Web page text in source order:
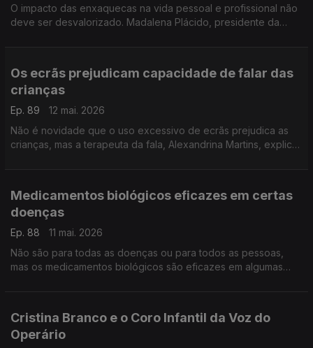
O impacto das enxaquecas na vida pessoal e profissional não
deve ser desvalorizado. Madalena Plácido, presidente da
Os ecrãs prejudicam capacidade de falar das
crianças
Ep. 89
12 mai. 2026
Não é novidade que o uso excessivo de ecrãs prejudica as
crianças, mas a terapeuta da fala, Alexandrina Martins, explica
Medicamentos biológicos eficazes em certas
doenças
Ep. 88
11 mai. 2026
Não são para todas as doenças ou para todos as pessoas,
mas os medicamentos biológicos são eficazes em algumas
Cristina Branco e o Coro Infantil da Voz do
Operário